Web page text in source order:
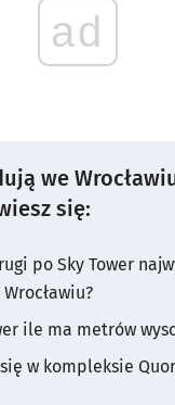
ad
we
się:
po Sky Tower
ile ma metrów
w kompleksie